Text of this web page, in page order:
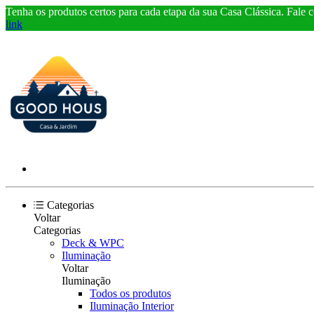
Tenha os produtos certos para cada etapa da sua Casa Clássica. Fale
link
Categorias
Voltar
Categorias
Deck & WPC
Iluminação
Voltar
Iluminação
Todos os produtos
Iluminação Interior